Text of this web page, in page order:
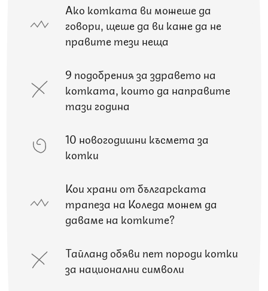
Ако котката ви можеше да
говори, щеше да ви каже да не
правите тези неща
9 подобрения за здравето на
котката, които да направите
тази година
10 новогодишни късмета за
котки
Кои храни от българската
трапеза на Коледа можем да
даваме на котките?
Тайланд обяви пет породи котки
за национални символи